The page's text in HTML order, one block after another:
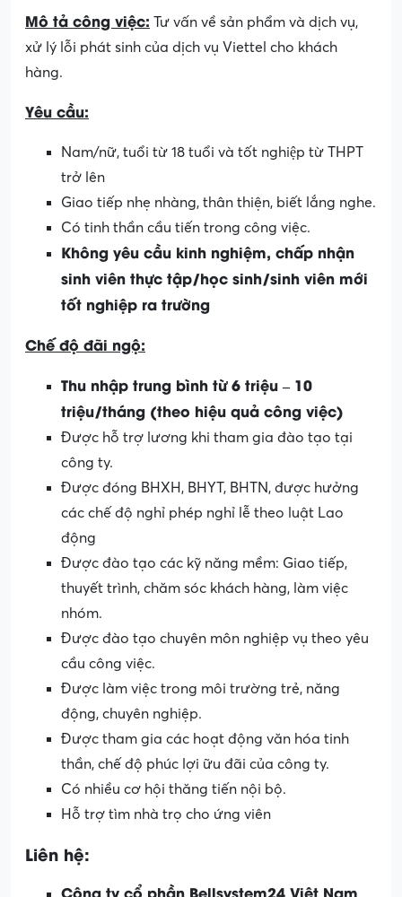
Mô tả công việc: Tư vấn về sản phẩm và dịch vụ,
xử lý lỗi phát sinh của dịch vụ Viettel cho khách
hàng.
Yêu cầu:
Nam/nữ, tuổi từ 18 tuổi và tốt nghiệp từ THPT
trở lên
Giao tiếp nhẹ nhàng, thân thiện, biết lắng nghe.
Có tinh thần cầu tiến trong công việc.
Không yêu cầu kinh nghiệm, chấp nhận
sinh viên thực tập/học sinh/sinh viên mới
tốt nghiệp ra trường
Chế độ đãi ngộ:
Thu nhập trung bình từ 6 triệu – 10
triệu/tháng (theo hiệu quả công việc)
Được hỗ trợ lương khi tham gia đào tạo tại
công ty.
Được đóng BHXH, BHYT, BHTN, được hưởng
các chế độ nghỉ phép nghỉ lễ theo luật Lao
động
Được đào tạo các kỹ năng mềm: Giao tiếp,
thuyết trình, chăm sóc khách hàng, làm việc
nhóm.
Được đào tạo chuyên môn nghiệp vụ theo yêu
cầu công việc.
Được làm việc trong môi trường trẻ, năng
động, chuyên nghiệp.
Được tham gia các hoạt động văn hóa tinh
thần, chế độ phúc lợi ữu đãi của công ty.
Có nhiều cơ hội thăng tiến nội bộ.
Hỗ trợ tìm nhà trọ cho ứng viên
Liên hệ:
Công ty cổ phần Bellsystem24 Việt Nam